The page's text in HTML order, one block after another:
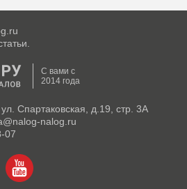
С вами с
2014 года
Спартаковская, д.19, стр. 3А
nalog.ru
07